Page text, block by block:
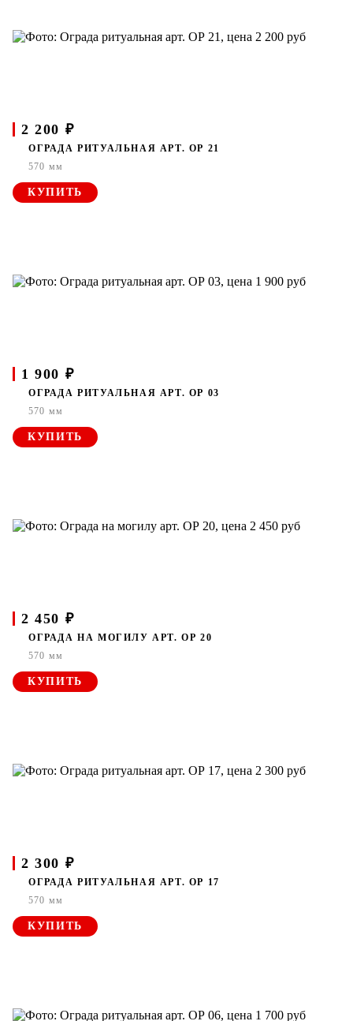
2 200 ₽
ОГРАДА РИТУАЛЬНАЯ АРТ. ОР 21
570 мм
КУПИТЬ
1 900 ₽
ОГРАДА РИТУАЛЬНАЯ АРТ. ОР 03
570 мм
КУПИТЬ
2 450 ₽
ОГРАДА НА МОГИЛУ АРТ. ОР 20
570 мм
КУПИТЬ
2 300 ₽
ОГРАДА РИТУАЛЬНАЯ АРТ. ОР 17
570 мм
КУПИТЬ